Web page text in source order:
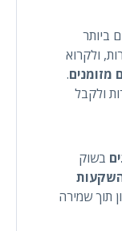
ביותר
ולקרוא
מזומנים.
ולקבל
בשוק
תוך שמירה